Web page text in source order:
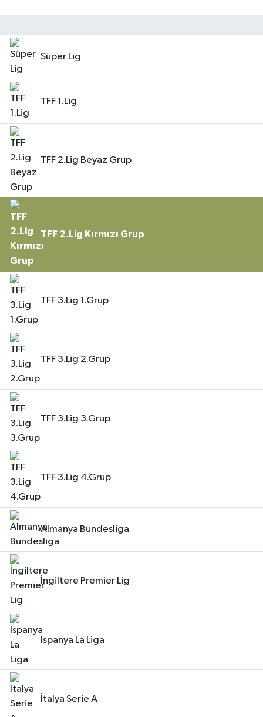
Süper Lig
TFF 1.Lig
TFF 2.Lig Beyaz Grup
TFF 2.Lig Kırmızı Grup
TFF 3.Lig 1.Grup
TFF 3.Lig 2.Grup
TFF 3.Lig 3.Grup
TFF 3.Lig 4.Grup
Almanya Bundesliga
İngiltere Premier Lig
İspanya La Liga
İtalya Serie A